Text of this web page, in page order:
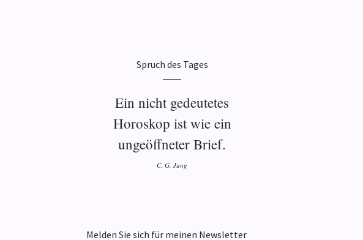
Spruch des Tages
Ein nicht gedeutetes
Horoskop ist wie ein
ungeöffneter Brief.
C. G. Jung
Melden Sie sich für meinen Newsletter